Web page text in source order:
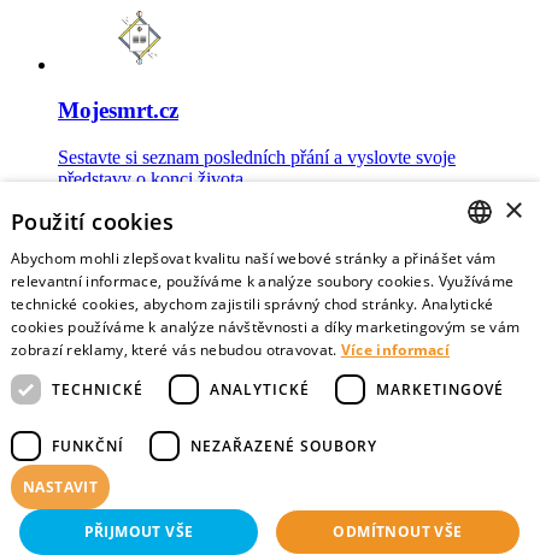
Mojesmrt.cz
Sestavte si seznam posledních přání a vyslovte svoje
představy o konci života
Data o umírání
Nejnovější data o postojích veřejnosti a zdravotníků k umírání
Virtuální vzpomínky
Sdílejte vzpomínky na své blízké zemřelé
CZECH
ENGLISH
×
Použití cookies
Abychom mohli zlepšovat kvalitu naší webové stránky a přinášet vám
relevantní informace, používáme k analýze soubory cookies. Využíváme
technické cookies, abychom zajistili správný chod stránky. Analytické
cookies používáme k analýze návštěvnosti a díky marketingovým se vám
zobrazí reklamy, které vás nebudou otravovat. Více informací
TECHNICKÉ
ANALYTICKÉ MARKETINGOVÉ
FUNKČNÍ NEZAŘAZENÉ SOUBORY
NASTAVIT
PŘIJMOUT VŠE ODMÍTNOUT VŠE